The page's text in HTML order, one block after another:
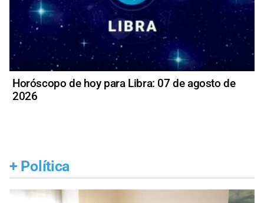
Horóscopo de hoy para Libra: 07 de agosto de
2026
+ Política